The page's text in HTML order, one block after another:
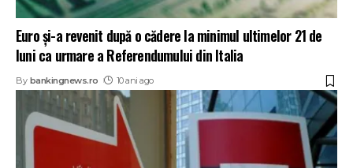
Euro și-a revenit după o cădere la minimul ultimelor 21 de
luni ca urmare a Referendumului din Italia
By bankingnews.ro 10 ani ago